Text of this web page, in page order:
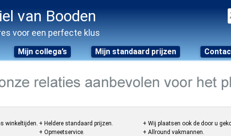
van Booden
voor een perfecte klus
Mijn collega’s Mijn standaard prijzen
winkeltijden. + Heldere standaard prijzen.
+ Opmeetservice.
+ Wij plaatsen ook de door u
+ Allround vakmannen.